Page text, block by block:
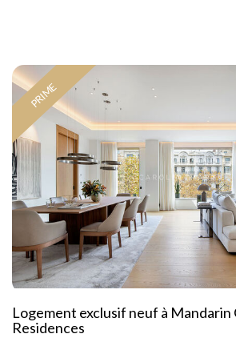
PRIME
Logement exclusif neuf à Mandarin
Residences